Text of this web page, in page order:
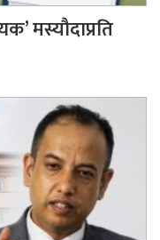
मस्यौदाप्रति